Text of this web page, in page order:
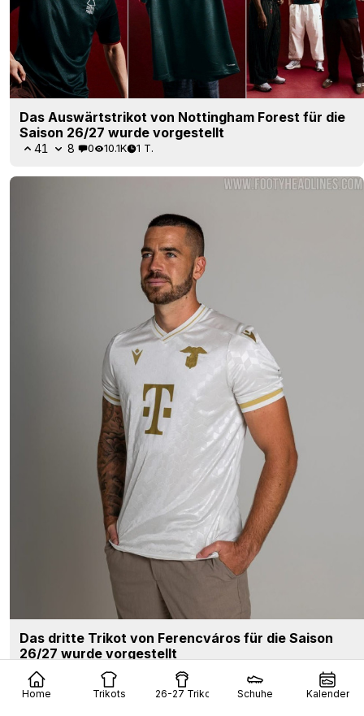
Home Trikots 26-27 Trikots Schuhe Kalender
Das Auswärtstrikot von Nottingham Forest für die
Saison 26/27 wurde vorgestellt
41 8 0 10.1K 1 T.
Das dritte Trikot von Ferencváros für die Saison
26/27 wurde vorgestellt
25 820